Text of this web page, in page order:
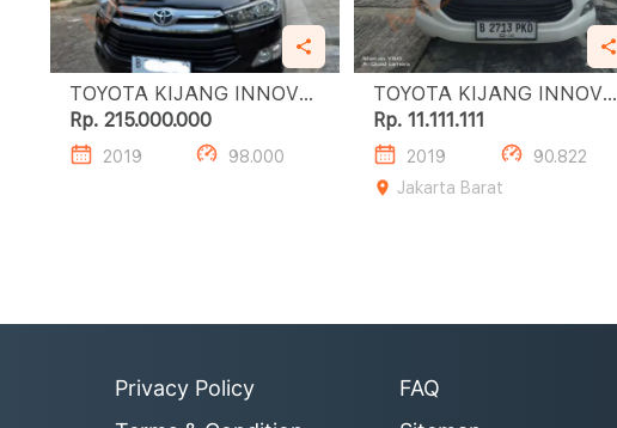
TOYOTA KIJANG INNOVA
2.0L G A/T
Rp. 215.000.000
2019 98.000
TOYOTA KIJANG INNOVA
2.0L G A/T
Rp. 11.111.111
2019
90.822
Jakarta Barat
Privacy Policy
FAQ